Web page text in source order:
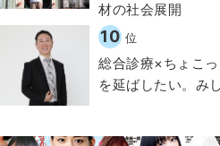
材の社会展開​
10 位
総合診療×ちょこ
を延ばしたい。み